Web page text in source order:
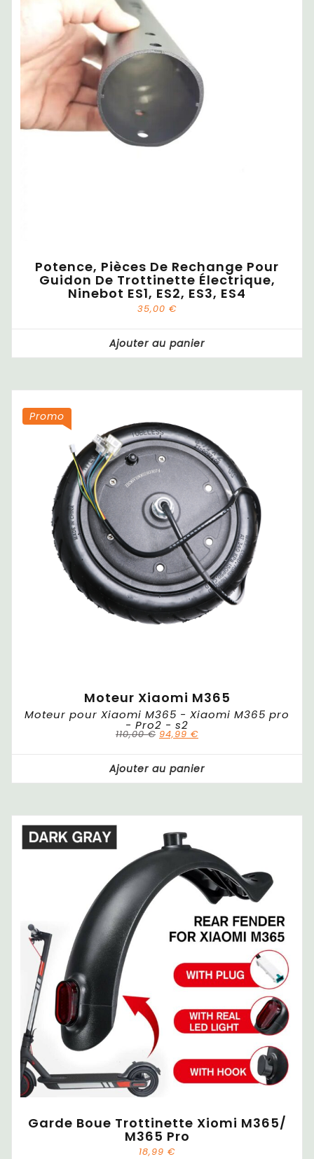
Potence, Pièces De Rechange Pour
Guidon De Trottinette Électrique,
Ninebot ES1, ES2, ES3, ES4
35,00 €
Ajouter au panier
Promo
Moteur Xiaomi M365
Moteur pour Xiaomi M365 - Xiaomi M365 pro
- Pro2 - s2
110,00€ 94,99 €
Ajouter au panier
Garde Boue Trottinette Xiomi M365/
M365 Pro
18,99 €